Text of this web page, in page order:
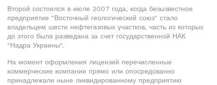
Второй состоялся в июле 2007 года, когда безызвестное
предприятие "Восточный геологический союз" стало
владельцем шести нефтегазовых участков, часть из которых
до этого была разведана за счет государственной НАК
"Надра Украины".
На момент оформления лицензий перечисленные
коммерческие компании прямо или опосредованно
принадлежали ныне ликвидированному предприятию